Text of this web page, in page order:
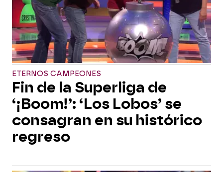
ETERNOS CAMPEONES
Fin de la Superliga de
‘¡Boom!’: ‘Los Lobos’ se
consagran en su histórico
regreso